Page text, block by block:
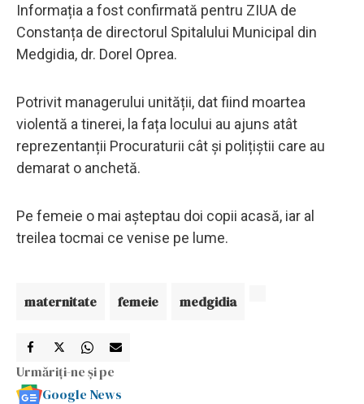
Informația a fost confirmată pentru ZIUA de
Constanța de directorul Spitalului Municipal din
Medgidia, dr. Dorel Oprea.
Potrivit managerului unității, dat fiind moartea
violentă a tinerei, la fața locului au ajuns atât
reprezentanții Procuraturii cât și polițiștii care au
demarat o anchetă.
Pe femeie o mai așteptau doi copii acasă, iar al
treilea tocmai ce venise pe lume.
maternitate femeie medgidia
Urmăriți-ne și pe
Google News